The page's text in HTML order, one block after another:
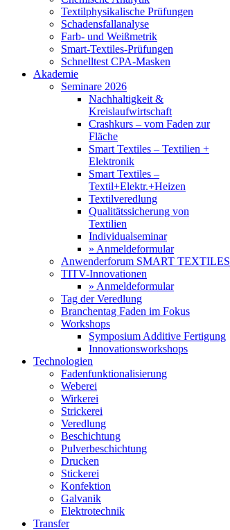
Textilphysikalische Prüfungen
Schadensfallanalyse
Farb- und Weißmetrik
Smart-Textiles-Prüfungen
Schnelltest CPA-Masken
Akademie
Seminare 2026
Nachhaltigkeit &
Kreislaufwirtschaft
Crashkurs – vom Faden zur
Fläche
Smart Textiles – Textilien +
Elektronik
Smart Textiles –
Textil+Elektr.+Heizen
Textilveredlung
Qualitätssicherung von
Textilien
Individualseminar
» Anmeldeformular
Anwenderforum SMART TEXTILES
TITV-Innovationen
» Anmeldeformular
Tag der Veredlung
Branchentag Faden im Fokus
Workshops
Symposium Additive Fertigung
Innovationsworkshops
Technologien
Fadenfunktionalisierung
Weberei
Wirkerei
Strickerei
Veredlung
Beschichtung
Pulverbeschichtung
Drucken
Stickerei
Konfektion
Galvanik
Elektrotechnik
Transfer